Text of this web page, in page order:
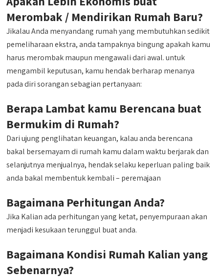
Merombak / Mendirikan Rumah Baru?
Jikalau Anda menyandang rumah yang membutuhkan sedikit
pemeliharaan ekstra, anda tampaknya bingung apakah kamu
harus merombak maupun mengawali dari awal. untuk
mengambil keputusan, kamu hendak berharap menanya
pada diri sorangan sebagian pertanyaan:
Berapa Lambat kamu Berencana buat
Bermukim di Rumah?
Dari ujung penglihatan keuangan, kalau anda berencana
bakal bersemayam di rumah kamu dalam waktu berjarak dan
selanjutnya menjualnya, hendak selaku keperluan paling baik
anda bakal membentuk kembali – peremajaan
Bagaimana Perhitungan Anda?
Jika Kalian ada perhitungan yang ketat, penyempuraan akan
menjadi kesukaan terunggul buat anda.
Bagaimana Kondisi Rumah Kalian yang
Sebenarnya?